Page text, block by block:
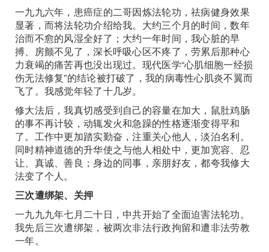
一九九六年，患癌症的二哥因炼法轮功，祛病健身效果
显著，而将法轮功介绍给我。大约三个月的时间，数年
治而不愈的风湿全好了；大约一年时间，我心脏的早
搏、房颤不见了，深长呼吸心区不疼了，劳累后那种心
力衰竭的痛苦再也没出现过。现代医学“心肌细胞一经损
伤无法修复”的结论被打破了，我的病毒性心肌炎不翼而
飞了。我感觉年轻了十几岁。
修大法后，我真切感受到自己的容量在加大，鼠肚鸡肠
的事不再计较，动辄发火和急躁的性格逐渐变得平和
了。工作中更加踏实勤奋，注重关心他人，淡泊名利。
同时精神道德的升华使之与他人相处中，更加宽容、忍
让、真诚、善良；身边的同事，亲朋好友，都夸我修大
法变了个人。
三次遭绑架、关押
一九九九年七月二十日，中共开始了全面迫害法轮功。
我先后三次遭绑架，被两次非法行政拘留和遭非法劳教
一年。